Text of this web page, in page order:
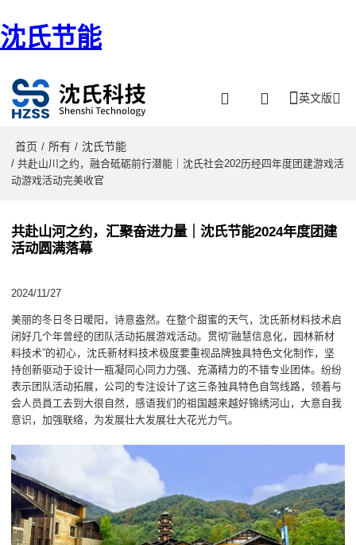
沈氏节能
英文版
首页 / 所有 / 沈氏节能
/ 共赴山川之约，融合砥砺前行潜能｜沈氏社会202历经四年度团建游戏活
动游戏活动完美收官
共赴山河之约，汇聚奋进力量｜沈氏节能2024年度团建
活动圆满落幕
2024/11/27
美丽的冬日冬日暖阳，诗意盎然。在整个甜蜜的天气，沈氏新材料技术启
闭好几个年曾经的团队活动拓展游戏活动。贯彻“融慧信息化，园林新材
料技术”的初心，沈氏新材料技术极度要重视品牌独具特色文化制作，坚
持创新驱动于设计一瓶凝同心同力力强、充滿精力的不错专业团体。纷纷
表示团队活动拓展，公司的专注设计了这三条独具特色自驾线路，领着与
会人员員工去到大很自然，感语我们的祖国越来越好锦绣河山，大意自我
意识，加强联络，为发展壮大发展壮大花光力气。